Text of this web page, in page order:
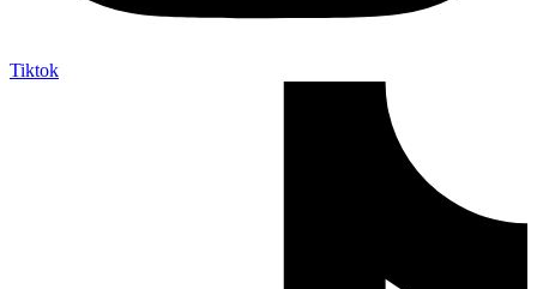
Tiktok